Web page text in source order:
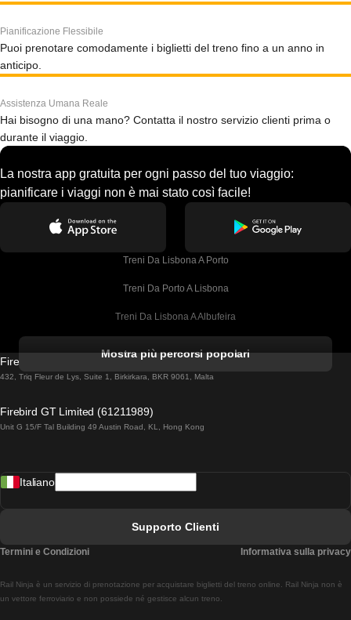
Pianificazione Flessibile
Puoi prenotare comodamente i biglietti del treno fino a un anno in
anticipo.
Assistenza Umana Reale
Hai bisogno di una mano? Contatta il nostro servizio clienti prima o
durante il viaggio.
La nostra app gratuita per ogni passo del tuo viaggio:
pianificare i viaggi non è mai stato così facile!
Treni Da Lisbona A Porto
Treni Da Porto A Lisbona
Treni Da Lisbona A Albufeira
Treni Da Lisbona A Lagos
Treni Da Lisbona A Madrid
Treni Da Lisbon A Braga
Mostra più percorsi popolari
Firebird GT Limited (OC 1451)
432, Triq Fleur de Lys, Suite 1, Birkirkara, BKR 9061, Malta
Firebird GT Limited (61211989)
Unit G 15/F Tal Building 49 Austin Road, KL, Hong Kong
Rail Ninja è un servizio di prenotazione per acquistare biglietti del treno online. Rail Ninja non è
un vettore ferroviario e non possiede né gestisce alcun treno.
Italiano
Supporto Clienti
Termini e Condizioni Informativa sulla privacy